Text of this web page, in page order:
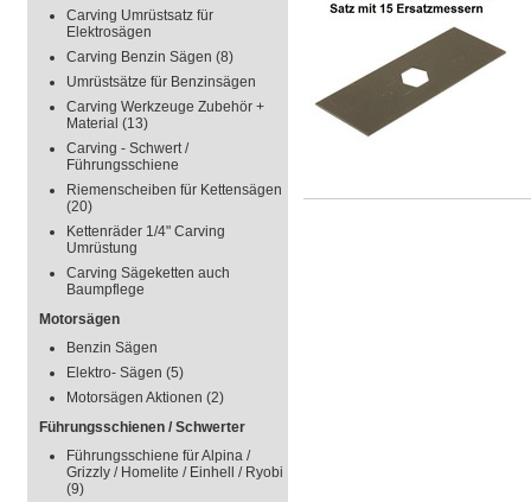
Carving Umrüstsatz für
Elektrosägen
Carving Benzin Sägen (8)
Umrüstsätze für Benzinsägen
Carving Werkzeuge Zubehör +
Material (13)
Carving - Schwert /
Führungsschiene
Riemenscheiben für Kettensägen
(20)
Kettenräder 1/4" Carving
Umrüstung
Carving Sägeketten auch
Baumpflege
Motorsägen
Benzin Sägen
Elektro- Sägen (5)
Motorsägen Aktionen (2)
Führungsschienen / Schwerter
Führungsschiene für Alpina /
Grizzly / Homelite / Einhell / Ryobi
(9)